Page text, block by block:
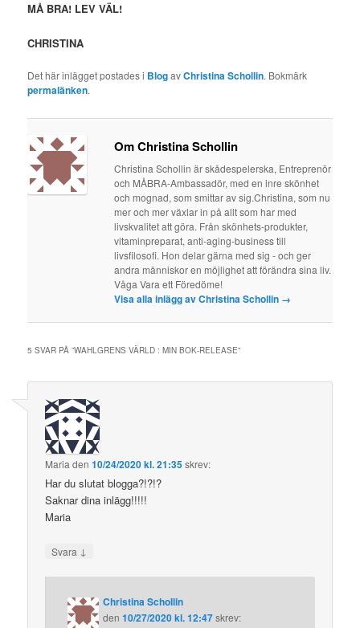
MÅ BRA! LEV VÄL!
CHRISTINA
Det här inlägget postades i BlogavChristina Schollin. Bokmärk
permalänken.
Om Christina Schollin
Christina Schollin är skådespelerska, Entreprenör
och MÅBRA-Ambassadör, med en inre skönhet
och mognad, som smittar av sig.Christina, som nu
mer och mer växlar in på allt som har med
livskvalitet att göra. Från skönhets-produkter,
vitaminpreparat, anti-aging-business till
livsfilosofi. Hon delar gärna med sig - och ger
andra människor en möjlighet att förändra sina liv.
Våga Vara ett Föredöme!
Visa alla inlägg av Christina Schollin →
5 SVAR PÅ ”WAHLGRENS VÄRLD : MIN BOK-RELEASE”
Maria den10/24/2020 kl. 21:35skrev:
Har du slutat blogga?!?!?
Saknar dina inlägg!!!!!
Maria
Svara ↓
Christina Schollin
den10/27/2020 kl. 12:47skrev: